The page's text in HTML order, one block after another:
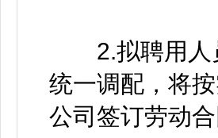
2.拟聘用人员
统一调配，将
公司签订劳动合